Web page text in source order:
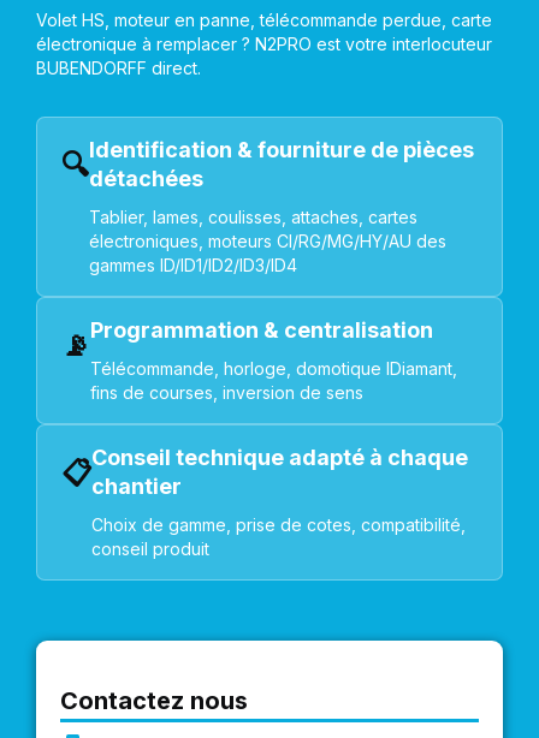
Volet HS, moteur en panne, télécommande perdue, carte
électronique à remplacer ? N2PRO est votre interlocuteur
BUBENDORFF direct.
🔍Identification & fourniture de pièces
détachées
Tablier, lames, coulisses, attaches, cartes
électroniques, moteurs CI/RG/MG/HY/AU des
gammes ID/ID1/ID2/ID3/ID4
📡Programmation & centralisation
Télécommande, horloge, domotique IDiamant,
fins de courses, inversion de sens
📋Conseil technique adapté à chaque
chantier
Choix de gamme, prise de cotes, compatibilité,
conseil produit
Contactez nous